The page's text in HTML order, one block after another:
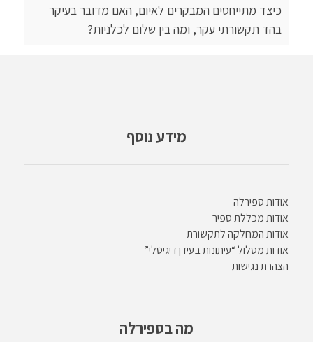
כיצד מתייחסים המבקרים לאיום, האם מדובר בעיקר
בהד תקשורתי עקר, ומה בין שלום לכלניות?
מידע נוסף
אודות ספירלה
אודות מכללת ספיר
אודות המחלקה לתקשורת
אודות מסלול “עיתונות בעידן דיגיטלי”
הצהרת נגישות
מה בספירלה